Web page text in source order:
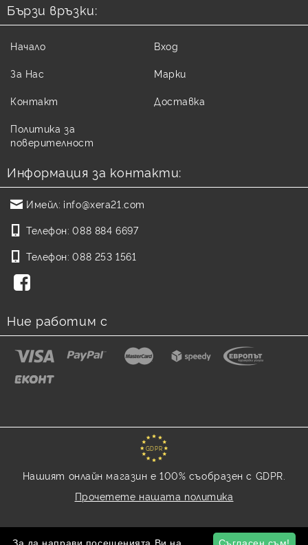
Бързи връзки:
Начало
За Нас
Контакт
Политика за
поверителност
Вход
Марки
Доставка
Информация за контакти:
Имейл: info@xera21.com
Телефон: 088 884 6697
Телефон: 088 253 1561
Ние работим с
GDPR
Нашият онлайн магазин е 100% съобразен с GDPR.
Прочетете нашата политика
Моите лични данни